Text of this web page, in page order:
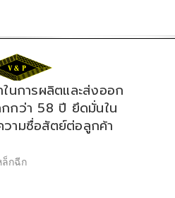
ในการผลิตและส่งออก
กกว่า 58 ปี ยึดมั่นใน
ามซื่อสัตย์ต่อลูกค้า
ล็กฉีก